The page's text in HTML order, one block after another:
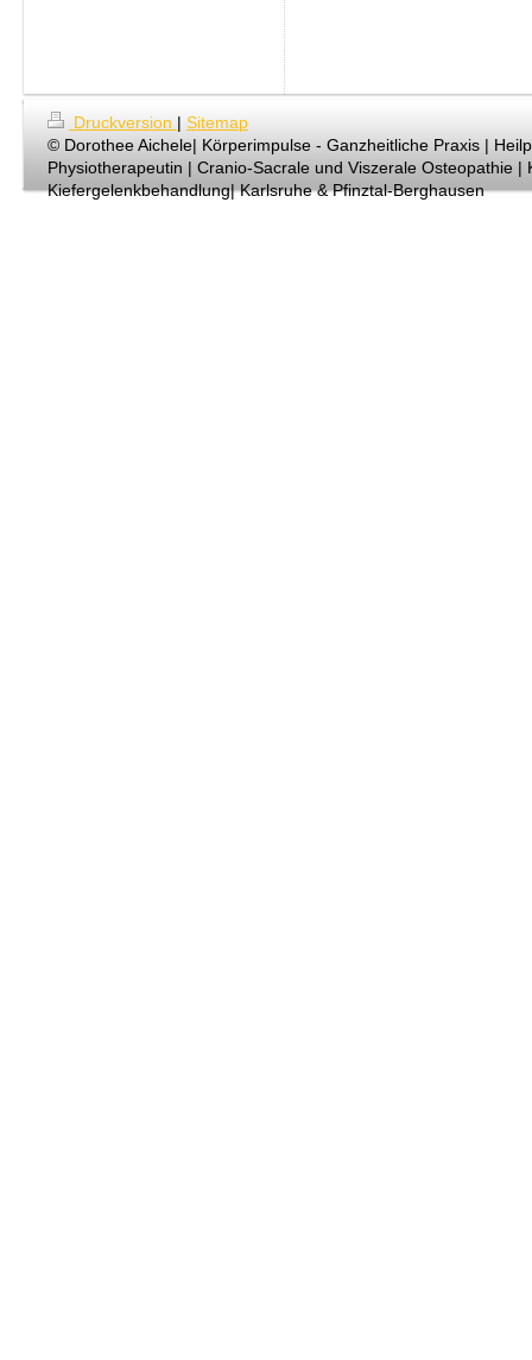
Druckversion
Sitemap
© Dorothee Aichele| Körperimpulse - Ganzheitliche Praxis |
Physiotherapeutin | Cranio-Sacrale und Viszerale Osteopathie |
Kiefergelenkbehandlung| Karlsruhe & Pfinztal-Berghausen